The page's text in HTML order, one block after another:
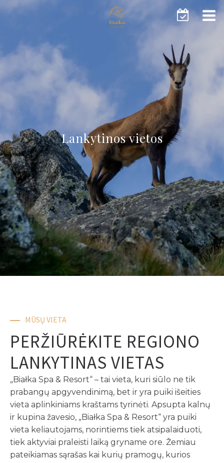
Lankytinos vietos
MŪSŲ VIETA
PERŽIŪRĖKITE REGIONO
LANKYTINAS VIETAS
„Białka Spa & Resort“ – tai vieta, kuri siūlo ne tik
prabangų apgyvendinimą, bet ir yra puiki išeities
vieta aplinkiniams kraštams tyrinėti. Apsupta kalnų
ir kupina žavesio, „Białka Spa & Resort“ yra puiki
vieta keliautojams, norintiems tiek atsipalaiduoti,
tiek aktyviai praleisti laiką gryname ore. Žemiau
pateikiamas sąrašas kai kurių pramogų, kurios